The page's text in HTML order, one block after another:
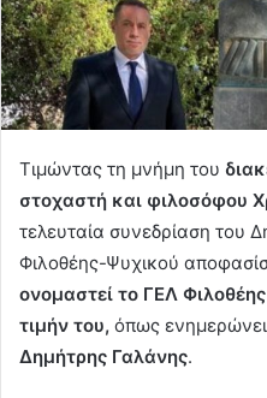
Τιμώντας τη μνήμη του
στοχαστή και φιλοσόφου
τελευταία συνεδρίαση του
Φιλοθέης-Ψυχικού
ονομαστεί το ΓΕΛ
τιμήν του, όπως
Δημήτρης Γαλάνης.